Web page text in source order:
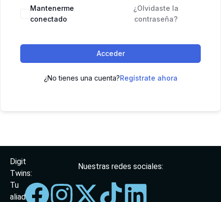
Mantenerme
conectado
¿Olvidaste la
contraseña?
Acceder
¿No tienes una cuenta?Regístrate ahora
Digit
Twins:
Tu
aliado
Nuestras redes sociales: